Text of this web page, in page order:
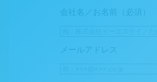
会社名／お名前（必須）
メールアドレス